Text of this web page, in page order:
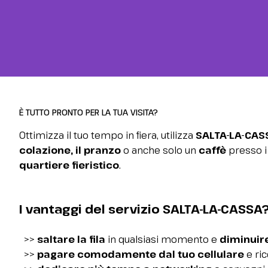
Perché esporre
Info per esporre
Rimini Hotels and Information
VISITA
Info per visitare
Richiedi il tuo biglietto
SALTA
LA
CASSA
online
Homearrow_rightsalta-la-cassa
È TUTTO PRONTO PER LA TUA VISITA?
Ottimizza il tuo tempo in fiera, utilizza SALTA-LA-
colazione, il pranzoo anche solo un caffè presso i
quartiere fieristico.
I vantaggi del servizio SALTA-LA-
>> saltare la fila in qualsiasi momento e
>> pagare comodamente dal tuo cellularee